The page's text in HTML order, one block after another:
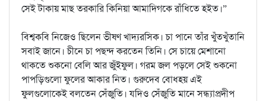
সেই টাকায় মাছ তরকারি কিনিয়া আমাদিগকে রাঁধিতে হইত।”
বিশ্বকবি নিজেও ছিলেন ভীষণ খাদ্যরসিক। চা পানে তাঁর খুঁতখুঁতানি
সবাই জানে। চীনে চা পছন্দ করতেন তিনি। সে চায়ে মেশানো
থাকতে শুকনো বেলি আর জুঁইফুল। গরম জল পড়লে সেই শুকনো
পাপড়িগুলো ফুলের আকার নিত। গুরুদেব বোধহয় এই
ফুলগুলোকেই বলতেন সেঁজুতি। যদিও সেঁজুতি মানে সন্ধ্যাপ্রদীপ